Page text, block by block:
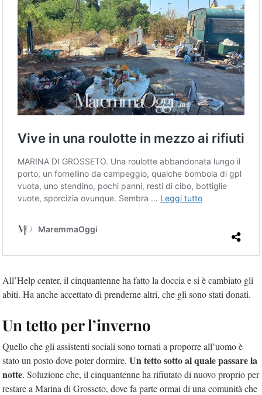
All’Help center, il cinquantenne ha fatto la doccia e si è cambiato gli
abiti. Ha anche accettato di prenderne altri, che gli sono stati donati.
Un tetto per l’inverno
Quello che gli assistenti sociali sono tornati a proporre all’uomo è
stato un posto dove poter dormire. Un tetto sotto al quale passare la
notte. Soluzione che, il cinquantenne ha rifiutato di nuovo proprio per
restare a Marina di Grosseto, dove fa parte ormai di una comunità che